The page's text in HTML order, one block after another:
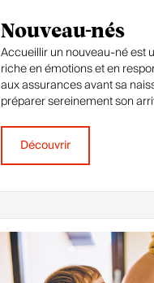
Nouveau-nés
Accueillir un nouveau‑né est
riche en émotions et en
aux assurances avant sa
préparer sereinement son
Découvrir